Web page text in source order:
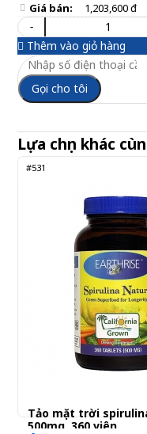
Giá bán: 1,203,600 đ
-
Thêm vào giỏ hàng
Gọi cho tôi
Lựa chọn khác
#531
Tảo mặt trời
500mg, 360 viên